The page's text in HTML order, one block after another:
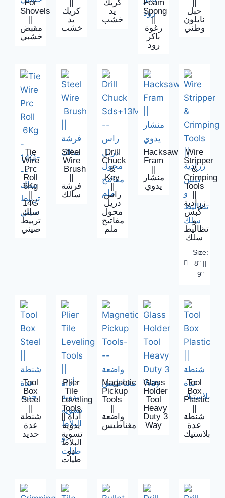
For
Shovels
||
مقبض
خشبي
كريك
يد
خشب
كريك
يد
خشب
Foam
Spong
||
رغوة
باكر
رود
حبل
نايلون
وطني
Tie
Wire
Prc
Roll
6Kg
||
14G
سلك
تربيط
صيني
Steel
Wire
Brush
||
فرشة
سالك
Drill
Chuck
‍&
Key
||
راس
دريل
محول
مفاتيح
ملم
Hacksaw
Fram
||
منشار
يدوي
Wire
Stripper
&
Crimping
Tools
||
زرادية
كبس
و
تظاليط
سلك
Size:
8" ||
9"
Tool
Box
Steel
||
شنطة
عدة
حديد
Plier
Tile
Leveling
Tools
|| أداة
يدوية
تسوية
البلاط
ذو
طيات
Magnetic
Pickup
Tools
||
واضعة
مغناطيس
Glass
Holder
Tool
Heavy
Duty 3
Way
Tool
Box
Plastic
||
شنطة
عدة
بلاستيك